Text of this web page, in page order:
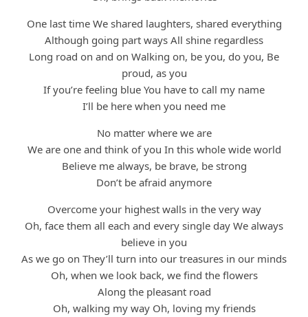
One last time We shared laughters, shared everything
Although going part ways All shine regardless
Long road on and on Walking on, be you, do you, Be
proud, as you
If you’re feeling blue You have to call my name
I’ll be here when you need me
No matter where we are
We are one and think of you In this whole wide world
Believe me always, be brave, be strong
Don’t be afraid anymore
Overcome your highest walls in the very way
Oh, face them all each and every single day We always
believe in you
As we go on They’ll turn into our treasures in our minds
Oh, when we look back, we find the flowers
Along the pleasant road
Oh, walking my way Oh, loving my friends